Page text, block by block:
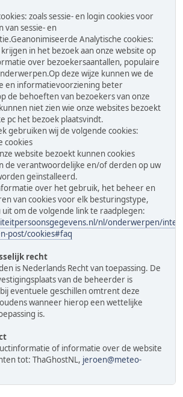
zoals sessie- en login cookies voor
van sessie- en
Analytische cookies:
in het bezoek aan onze website op
over bezoekersaantallen, populaire
deze wijze kunnen we de
en informatievoorziening beter
de behoeften van bezoekers van onze
niet zien wie onze websites bezoekt
pc het bezoek plaatsvindt.
gebruiken wij de volgende cookies:
cookies
website bezoekt kunnen cookies
de verantwoordelijke en/of derden op uw
geïnstalleerd.
over het gebruik, het beheer en
van cookies voor elk besturingstype,
uit om de volgende link te raadplegen:
nl/onderwerpen/
post/cookies#faq
recht
is Nederlands Recht van toepassing. De
van de beheerder is
eventuele geschillen omtrent deze
wanneer hierop een wettelijke
is.
of informatie over de website
tot: ThaGhostNL, jeroen@meteo-